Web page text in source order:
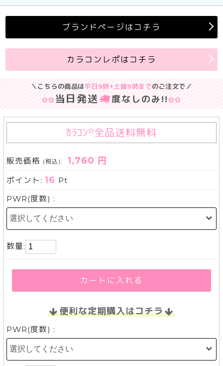
ブランドページはコチラ
カラコンレポはコチラ
＼こちらの商品は平日9時+土曜9時までのご注文で／
当日発送 度なしのみ !!
ｶﾗｺﾝ 全品送料無料
販売価格 (税込): 1,760 円
ポイント:16 Pt
PWR(度数) :
数量:
カートに入れる
便利な定期購入はコチラ
PWR(度数) :